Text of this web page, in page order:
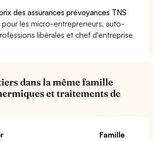
des assurances prévoyances TNS
pour les micro-entrepreneurs, auto-
libérales et chef d'entreprise
dans la même famille
et traitements de
Famille